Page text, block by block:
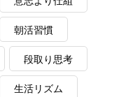
朝活習慣
段取り思考
生活リズム